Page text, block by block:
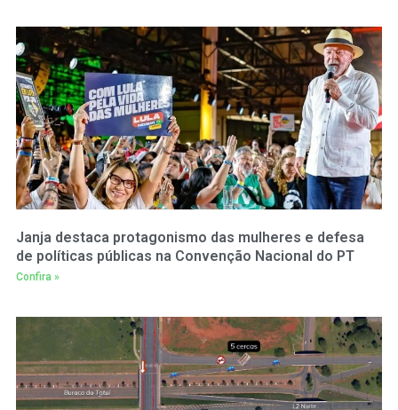
Janja destaca protagonismo das mulheres e defesa
de políticas públicas na Convenção Nacional do PT
Confira »